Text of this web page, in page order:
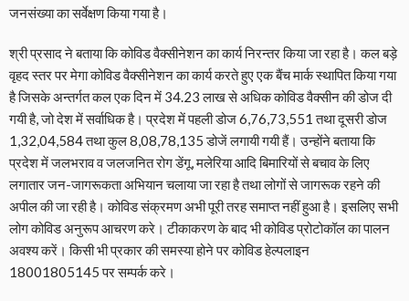
जनसंख्या का सर्वेक्षण किया गया है।
श्री प्रसाद ने बताया कि कोविड वैक्सीनेशन का कार्य निरन्तर किया जा रहा है। कल बड़े
वृहद स्तर पर मेगा कोविड वैक्सीनेशन का कार्य करते हुए एक बैंच मार्क स्थापित किया गया
है जिसके अन्तर्गत कल एक दिन में 34.23 लाख से अधिक कोविड वैक्सीन की डोज दी
गयी है, जो देश में सर्वाधिक है। प्रदेश में पहली डोज 6,76,73,551 तथा दूसरी डोज
1,32,04,584 तथा कुल 8,08,78,135 डोजें लगायी गयी हैं। उन्होंने बताया कि
प्रदेश में जलभराव व जलजनित रोग डेंगू, मलेरिया आदि बिमारियों से बचाव के लिए
लगातार जन-जागरूकता अभियान चलाया जा रहा है तथा लोगों से जागरूक रहने की
अपील की जा रही है। कोविड संक्रमण अभी पूरी तरह समाप्त नहीं हुआ है। इसलिए सभी
लोग कोविड अनुरूप आचरण करे। टीकाकरण के बाद भी कोविड प्रोटोकॉल का पालन
अवश्य करें। किसी भी प्रकार की समस्या होने पर कोविड हेल्पलाइन
18001805145 पर सम्पर्क करे।